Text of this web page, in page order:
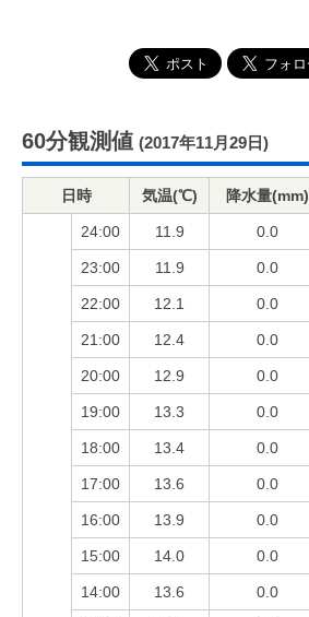
60分観測値 (2017年11月29日)
日時 気温(℃) 降水量(mm)
24:00 11.9 0.0
23:00 11.9 0.0
22:00 12.1 0.0
21:00 12.4 0.0
20:00 12.9 0.0
19:00 13.3 0.0
18:00 13.4 0.0
17:00 13.6 0.0
16:00 13.9 0.0
15:00 14.0 0.0
14:00 13.6 0.0